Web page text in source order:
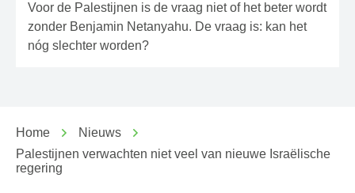
Voor de Palestijnen is de vraag niet of het beter wordt
zonder Benjamin Netanyahu. De vraag is: kan het
nóg slechter worden?
Home
Nieuws
Palestijnen verwachten niet veel van nieuwe Israëlische
regering